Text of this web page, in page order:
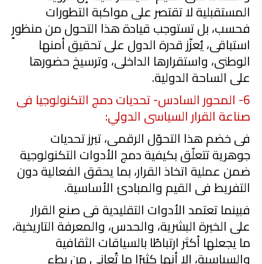
المستقبلية لا تقتصر على مواكبة التطورات
فحسب، بل تستوجب قيادة هذا التحول من منظورٍ
استباقى، يُعزّز قدرة الدول على تحقيق أمنها
الوطنى، واستقرارها الداخلى، وترسيخ حضورها
على الساحة الدولية.
6- المحور السادس- تحديات دمج التكنولوجيا فى
صناعة القرار السياسى الدولي:
فى خضم هذا التحوّل الرقمى، تبرز تحديات
جوهرية تتعلّق بكيفية دمج الأدوات التكنولوجية
ضمن عملية اتخاذ القرار، بما يحقق الفعالية دون
التفريط فى القيم والمبادئ الأساسية.
فبينما تعتمد الأدوات التقليدية فى صنع القرار
على الخبرة البشرية، والحدس، والمعرفة التاريخية،
ما يجعلها أكثر ارتباطًا بالسياقات الثقافية
والسياسية، إلا أنها كثيرًا ما تُعانى من بطء